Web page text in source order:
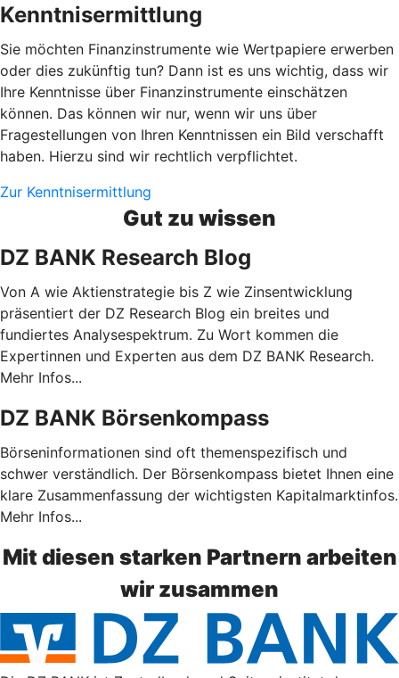
Kenntnisermittlung
Sie möchten Finanzinstrumente wie Wertpapiere erwerben
oder dies zukünftig tun? Dann ist es uns wichtig, dass wir
Ihre Kenntnisse über Finanzinstrumente einschätzen
können. Das können wir nur, wenn wir uns über
Fragestellungen von Ihren Kenntnissen ein Bild verschafft
haben. Hierzu sind wir rechtlich verpflichtet.
Zur Kenntnisermittlung
Gut zu wissen
DZ BANK Research Blog
Von A wie Aktienstrategie bis Z wie Zinsentwicklung
präsentiert der DZ Research Blog ein breites und
fundiertes Analysespektrum. Zu Wort kommen die
Expertinnen und Experten aus dem DZ BANK Research.
Mehr Infos...
DZ BANK Börsenkompass
Börseninformationen sind oft themenspezifisch und
schwer verständlich. Der Börsenkompass bietet Ihnen eine
klare Zusammenfassung der wichtigsten Kapitalmarktinfos.
Mehr Infos...
Mit diesen starken Partnern arbeiten
wir zusammen